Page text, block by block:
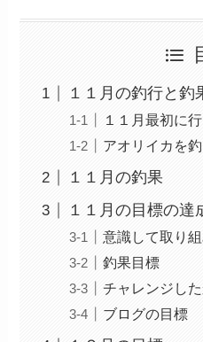
１１月の釣行と釣
１１月最初に
アオリイカを
１１月の釣果
１１月の目標の達
意識して取り
釣果目標
チャレンジし
ブログの目標